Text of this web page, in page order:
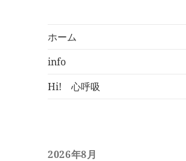
ホーム
info
Hi! 心呼吸
2026年8月